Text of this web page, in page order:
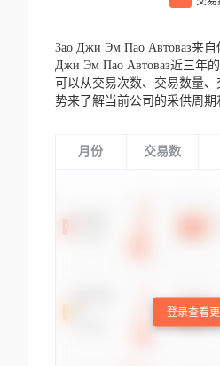
Зао Джи Эм Пао Автоваз来自
Джи Эм Пао Автоваз近三年
可以从交易次数、交易数量
势来了解当前公司的采供周期
月份 交易数
登录查看